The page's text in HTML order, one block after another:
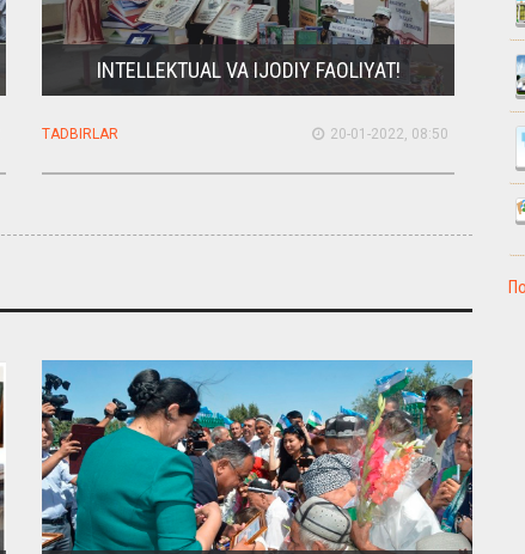
INTELLEKTUAL VA IJODIY FAOLIYAT!
TADBIRLAR 20-01-2022, 08:50